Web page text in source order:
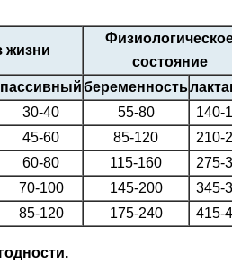
жизни
состояние
пассивныйбеременность
30-40 55-80
140-
45-60 85-120
210-
60-80 115-160
275-
70-100 145-200
345-
85-120 175-240 415-